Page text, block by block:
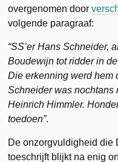
overgenomen door
volgende paragraaf:
“SS’er Hans Schneider,
Boudewijn tot ridder in
Die erkenning werd hem
Schneider was nochtans
Heinrich Himmler.
toedoen”.
De onzorgvuldigheid die
toeschrijft blijkt na enig